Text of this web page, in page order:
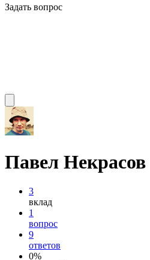
Задать вопрос
Павел Некрасов
3
вклад
1
вопрос
9
ответов
0%